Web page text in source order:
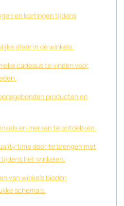
en kortingen tijdens
sfeer in de winkels.
cadeaus te vinden voor
producten en
en merken te ontdekken.
time door te brengen met
het winkelen.
van winkels bieden
schema’s.